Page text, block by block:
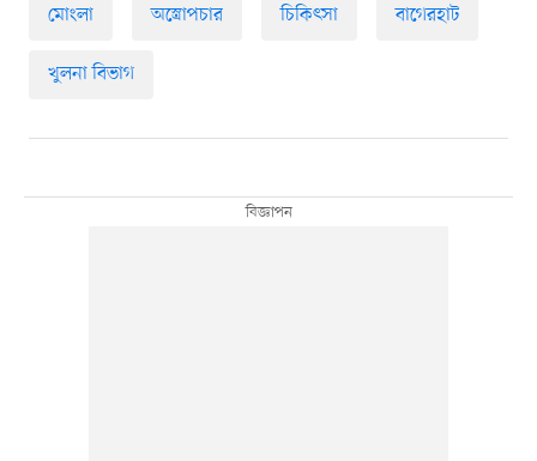
মোংলা অস্ত্রোপচার চিকিৎসা বাগেরহাট
খুলনা বিভাগ